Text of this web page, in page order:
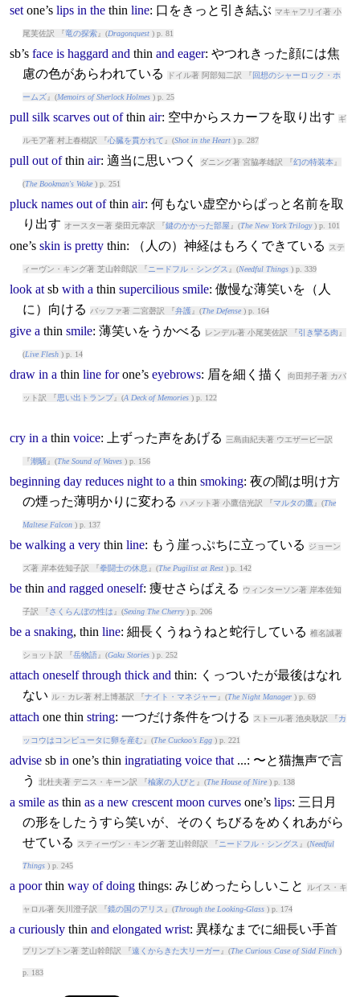
setone’s lips in the thin line: 口をきっと引き結ぶ マキャフリイ著 小
尾芙佐訳 『竜の探索』(Dragonquest) p. 81
sb’s face is haggard and thin and eager: やつれきった顔には焦
慮の色があらわれている
ドイル著 阿部知二訳 『 回想のシャーロック・ホ
ームズ』(Memoirs of Sherlock Holmes) p. 25
pull silk scarves out of thin air: 空中からスカーフを取り出す ギ
ルモア著 村上春樹訳 『心臓を貫かれて 』(Shot in the Heart) p. 287
pull out of thin air: 適当に思いつく ダニング著 宮脇孝雄訳 『幻の特装本』
(The Bookman's Wake) p. 251
pluck names out of thin air: 何もない虚空からぱっと名前を取
り出す オースター著 柴田元幸訳 『鍵のかかった部屋 』(The New York Trilogy) p. 101
one’s skin is pretty thin: （人の）神経はもろくできている ステ
ィーヴン・キング著 芝山幹郎訳 『 ニードフル・シングス 』(Needful Things) p. 339
look atsb with a thin supercilious smile: 傲慢な薄笑いを（人
に）向ける
バッファ著 二宮磬訳 『弁護』(The Defense) p. 164
give a thin smile: 薄笑いをうかべる レンデル著 小尾芙佐訳 『引き攣る肉 』
(Live Flesh) p. 14
draw in a thin line forone’s eyebrows: 眉を細く描く 向田邦子著 カバ
ット訳 『思い出トランプ』(A Deck of Memories) p. 122
cry in a thin voice: 上ずった声をあげる 三島由紀夫著 ウエザービー訳
『潮騒』(The Sound of Waves) p. 156
beginning day reduces night to a thin smoking: 夜の闇は明け方
の煙った薄明かりに変わる
ハメット著 小鷹信光訳 『マルタの鷹』(The
Maltese Falcon) p. 137
be walking a very thin line: もう崖っぷちに立っている ジョーン
ズ著 岸本佐知子訳 『拳闘士の休息 』(The Pugilist at Rest) p. 142
be thin and ragged oneself: 痩せさらばえる ウィンターソン著 岸本佐知
子訳 『さくらんぼの性は 』(Sexing The Cherry) p. 206
be a snaking, thin line: 細長くうねうねと蛇行している 椎名誠著
ショット訳 『岳物語』(Gaku Stories) p. 252
attach oneself through thick and thin: くっついたが最後はなれ
ない
ル・カレ著 村上博基訳 『ナイト・マネジャー 』(The Night Manager) p. 69
attach one thin string: 一つだけ条件をつける ストール著 池央耿訳 『カ
ッコウはコンピュータに卵を産む』(The Cuckoo's Egg) p. 221
advisesb in one’s thin ingratiating voice that...: 〜と猫撫声で言
う
北杜夫著 デニス・キーン訳 『楡家の人びと 』(The House of Nire) p. 138
a smile as thin as a new crescent moon curvesone’s lips: 三日月
の形をしたうすら笑いが、そのくちびるをめくれあがら
せている
スティーヴン・キング著 芝山幹郎訳 『 ニードフル・シングス 』(Needful
Things) p. 245
a poor thin way of doing things: みじめったらしいこと ルイス・キ
ャロル著 矢川澄子訳 『鏡の国のアリス 』(Through the Looking-Glass) p. 174
a curiously thin and elongated wrist: 異様なまでに細長い手首
プリンプトン著 芝山幹郎訳 『遠くからきた大リーガー 』(The Curious Case of Sidd Finch)
p. 183